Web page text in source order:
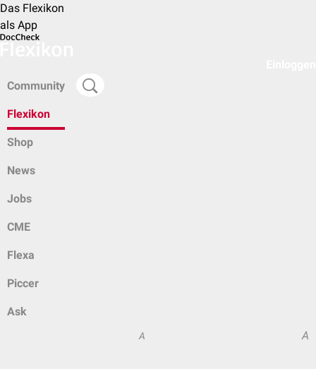
Das Flexikon
als App
Community
Flexikon
Shop
News
Jobs
CME
Flexa
Piccer
Ask
A A